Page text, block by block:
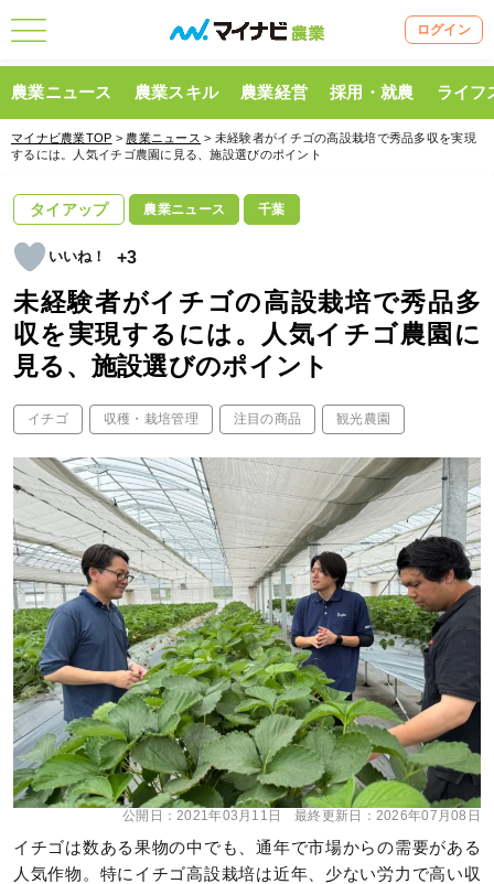
ログイン
農業ニュース 農業スキル 農業経営 採用・就農 ライフ
マイナビ農業TOP > 農業ニュース > 未経験者がイチゴの高設栽培で秀品多収を実現
するには。人気イチゴ農園に見る、施設選びのポイント
タイアップ 農業ニュース 千葉
+3
未経験者がイチゴの高設栽培で秀品多
収を実現するには。人気イチゴ農園に
見る、施設選びのポイント
イチゴ 収穫・栽培管理 注目の商品 観光農園
公開日：2021年03月11日 最終更新日： 2026年07月08日
イチゴは数ある果物の中でも、通年で市場からの需要がある
人気作物。特にイチゴ高設栽培は近年、少ない労力で高い収